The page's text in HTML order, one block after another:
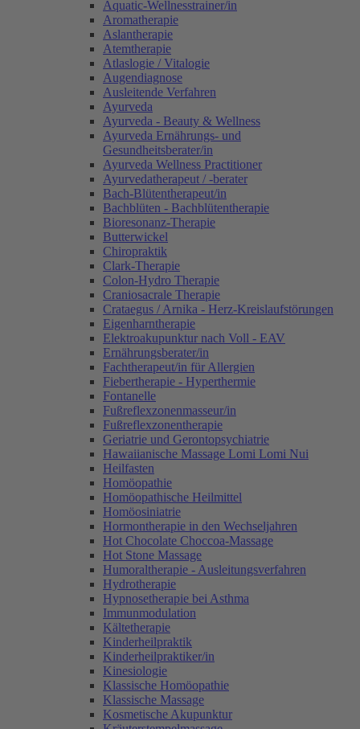
Aquatic-Wellnesstrainer/in
Aromatherapie
Aslantherapie
Atemtherapie
Atlaslogie / Vitalogie
Augendiagnose
Ausleitende Verfahren
Ayurveda
Ayurveda - Beauty & Wellness
Ayurveda Ernährungs- und
Gesundheitsberater/in
Ayurveda Wellness Practitioner
Ayurvedatherapeut / -berater
Bach-Blütentherapeut/in
Bachblüten - Bachblütentherapie
Bioresonanz-Therapie
Butterwickel
Chiropraktik
Clark-Therapie
Colon-Hydro Therapie
Craniosacrale Therapie
Crataegus / Arnika - Herz-Kreislaufstörungen
Eigenharntherapie
Elektroakupunktur nach Voll - EAV
Ernährungsberater/in
Fachtherapeut/in für Allergien
Fiebertherapie - Hyperthermie
Fontanelle
Fußreflexzonenmasseur/in
Fußreflexzonentherapie
Geriatrie und Gerontopsychiatrie
Hawaiianische Massage Lomi Lomi Nui
Heilfasten
Homöopathie
Homöopathische Heilmittel
Homöosiniatrie
Hormontherapie in den Wechseljahren
Hot Chocolate Choccoa-Massage
Hot Stone Massage
Humoraltherapie - Ausleitungsverfahren
Hydrotherapie
Hypnosetherapie bei Asthma
Immunmodulation
Kältetherapie
Kinderheilpraktik
Kinderheilpraktiker/in
Kinesiologie
Klassische Homöopathie
Klassische Massage
Kosmetische Akupunktur